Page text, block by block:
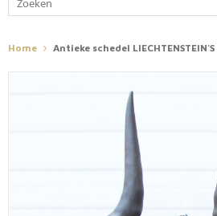
Home Antieke schedel